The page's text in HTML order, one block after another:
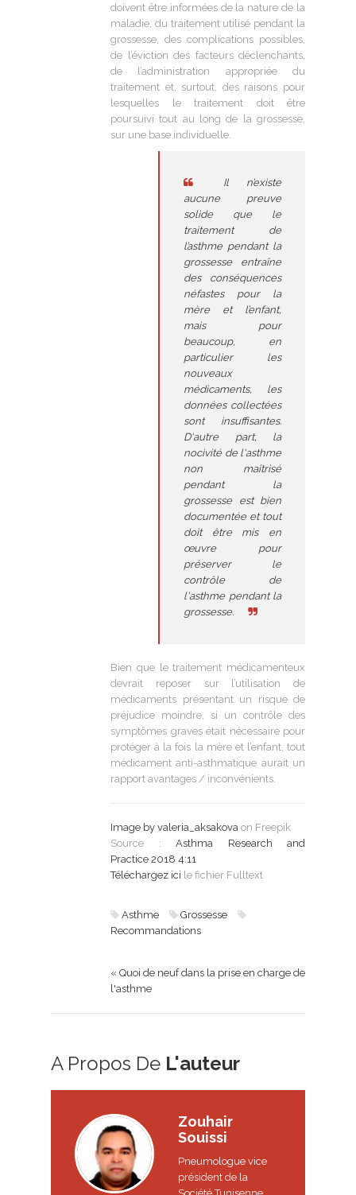
doivent être informées de la nature de la
maladie, du traitement utilisé pendant la
grossesse, des complications possibles,
de l’éviction des facteurs déclenchants,
de l’administration appropriée du
traitement et, surtout, des raisons pour
lesquelles le traitement doit être
poursuivi tout au long de la grossesse,
sur une base individuelle.
Il n’existe
aucune preuve
solide que le
traitement de
l’asthme pendant la
grossesse entraîne
des conséquences
néfastes pour la
mère et l’enfant,
mais pour
beaucoup, en
particulier les
nouveaux
médicaments, les
données collectées
sont insuffisantes.
D'autre part, la
nocivité de l'asthme
non maîtrisé
pendant la
grossesse est bien
documentée et tout
doit être mis en
œuvre pour
préserver le
contrôle de
l'asthme pendant la
grossesse.
Bien que le traitement médicamenteux
devrait reposer sur l’utilisation de
médicaments présentant un risque de
préjudice moindre, si un contrôle des
symptômes graves était nécessaire pour
protéger à la fois la mère et l’enfant, tout
médicament anti-asthmatique aurait un
rapport avantages / inconvénients.
Image by valeria_aksakova on Freepik
Source : Asthma Research and
Practice 2018 4:11
Téléchargez ici le fichier Fulltext
Asthme
Grossesse
Recommandations
« Quoi de neuf dans la prise en charge de
l'asthme
A Propos De L'auteur
Zouhair
Souissi
Pneumologue vice
président de la